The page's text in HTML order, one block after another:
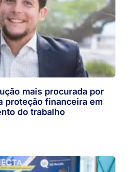
mais procurada por
proteção financeira em
do trabalho